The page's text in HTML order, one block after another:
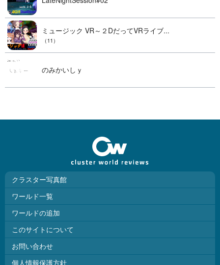
ミュージック VR～２DだってVRライブ...
（11）
のみかいしｙ
クラスター写真館
ワールド一覧
ワールドの追加
このサイトについて
お問い合わせ
個人情報保護方針